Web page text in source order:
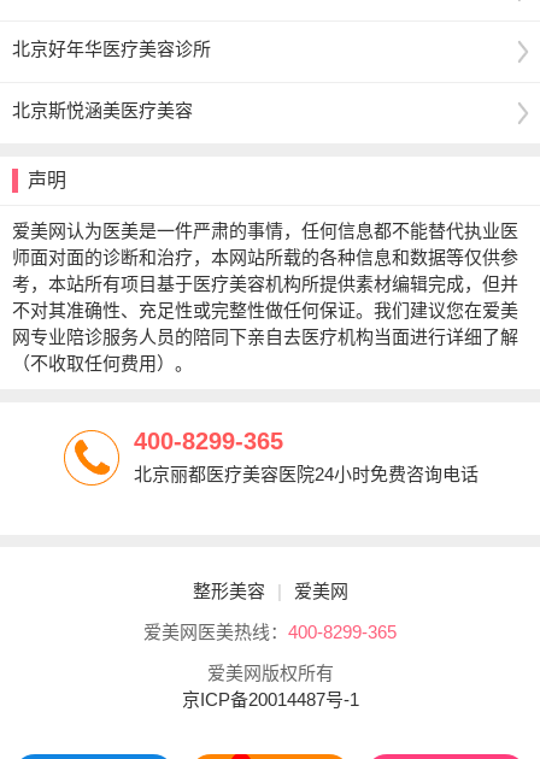
北京好年华医疗美容诊所
北京斯悦涵美医疗美容
声明
爱美网认为医美是一件严肃的事情，任何信息都不能替代执业医
师面对面的诊断和治疗，本网站所载的各种信息和数据等仅供参
考，本站所有项目基于医疗美容机构所提供素材编辑完成，但并
不对其准确性、充足性或完整性做任何保证。我们建议您在爱美
网专业陪诊服务人员的陪同下亲自去医疗机构当面进行详细了解
（不收取任何费用）。
400-8299-365
北京丽都医疗美容医院24小时免费咨询电话
整形美容 |
爱美网
爱美网医美热线： 400-8299-365
爱美网版权所有
京ICP备20014487号-1